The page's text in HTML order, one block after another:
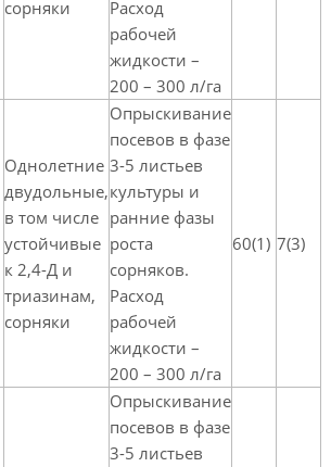
сорняки
Расход
рабочей
жидкости –
200 – 300 л/га
Однолетние
двудольные,
в том числе
устойчивые
к 2,4-Д и
триазинам,
сорняки
Опрыскивание
посевов в фазе
3-5 листьев
культуры и
ранние фазы
роста
сорняков.
Расход
рабочей
жидкости –
200 – 300 л/га
60(1) 7(3)
Опрыскивание
посевов в фазе
3-5 листьев